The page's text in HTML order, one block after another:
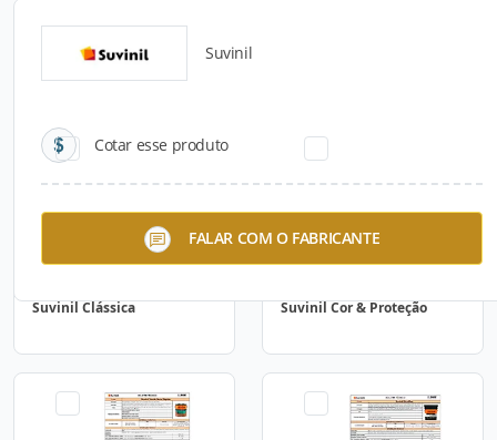
Suvinil
Cotar esse produto
FALAR COM O FABRICANTE
Catálogos para Download
Suvinil Clássica Suvinil Cor & Proteção